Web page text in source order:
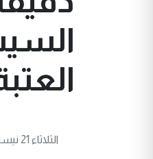
الثلاثاء 21 نيسان 2026